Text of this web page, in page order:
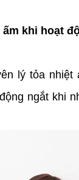
khi hoạt
lý tỏa
ngắt khi